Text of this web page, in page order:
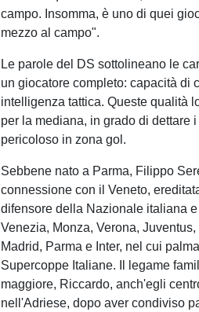
campo. Insomma, è uno di quei
mezzo al campo".
Le parole del DS sottolineano le
un giocatore completo: capacità di
intelligenza tattica. Queste qualità
per la mediana, in grado di dettare
pericoloso in zona gol.
Sebbene nato a Parma, Filippo
connessione con il Veneto,
difensore della Nazionale italiana
Venezia, Monza, Verona,
Madrid, Parma e Inter, nel cui
Supercoppe Italiane. Il legame
maggiore, Riccardo, anch'egli
nell'Adriese, dopo aver condiviso